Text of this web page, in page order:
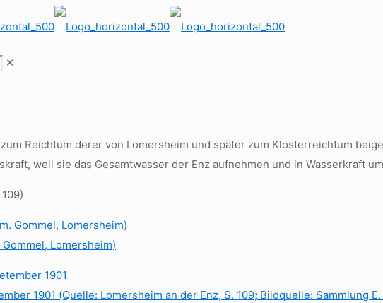
✕
Reichtum derer von Lomersheim und später zum Klosterreichtum
weil sie das Gesamtwasser der Enz aufnehmen und in Wasserkraft
Lomersheim)
1901 (Quelle: Lomersheim an der Enz, S. 109; Bildquelle: Sammlung